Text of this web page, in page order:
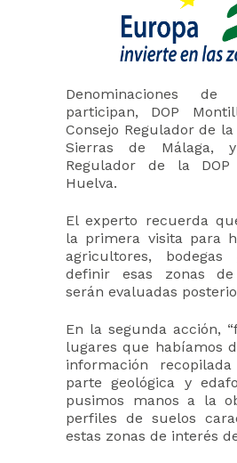
Denominaciones
participan, DOP
Consejo Regulador de la
Sierras de Málaga,
Regulador de la DOP
Huelva.
El experto recuerda
la primera visita para
agricultores,
definir esas zonas
serán evaluadas
En la segunda acción,
lugares que habíamos
información
parte geológica y
pusimos manos a la
perfiles de suelos
estas zonas de interés